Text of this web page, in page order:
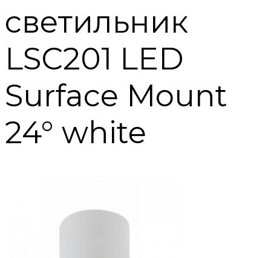
светильник
LSC201 LED
Surface Mount
24° white